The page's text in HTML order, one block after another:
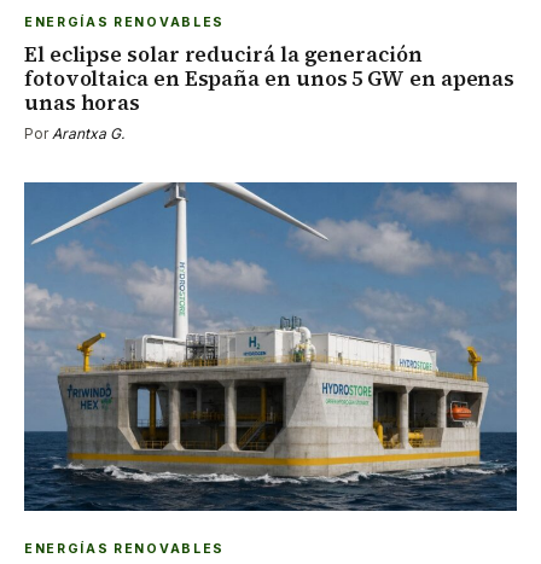
ENERGÍAS RENOVABLES
El eclipse solar reducirá la generación
fotovoltaica en España en unos 5 GW en apenas
unas horas
Por Arantxa G.
ENERGÍAS RENOVABLES